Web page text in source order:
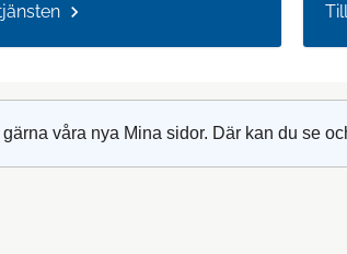
gärna våra nya Mina sidor. Där kan du se